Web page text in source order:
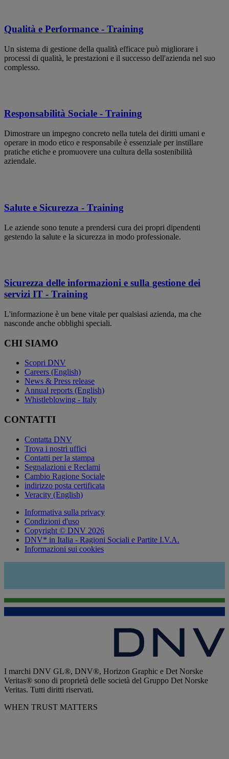
Qualità e Performance - Training
Un sistema di gestione della qualità efficace può migliorare i
processi di qualità, le prestazioni e il successo dell'azienda nel suo
complesso.
Responsabilità Sociale - Training
Dimostrare un impegno concreto nella tutela dei diritti umani e
operare in modo etico e responsabile è essenziale per instillare
pratiche etiche e promuovere una cultura della sostenibilità
aziendale.
Salute e Sicurezza - Training
Le aziende sono tenute a prendersi cura dei propri dipendenti
gestendo la salute e la sicurezza in modo professionale.
Sicurezza delle informazioni e sulla gestione dei
servizi IT - Training
L'informazione è un bene vitale per qualsiasi azienda, ma che
nasconde anche obblighi speciali.
CHI SIAMO
Scopri DNV
Careers (English)
News & Press release
Annual reports (English)
Whistleblowing - Italy
CONTATTI
Contatta DNV
Trova i nostri uffici
Contatti per la stampa
Segnalazioni e Reclami
Cambio Ragione Sociale
indirizzo posta certificata
Veracity (English)
Informativa sulla privacy
Condizioni d'uso
Copyright © DNV 2026
DNV* in Italia - Ragioni Sociali e Partite I.V.A.
Informazioni sui cookies
I marchi DNV GL®, DNV®, Horizon Graphic e Det Norske
Veritas® sono di proprietà delle società del Gruppo Det Norske
Veritas. Tutti diritti riservati.
WHEN TRUST MATTERS